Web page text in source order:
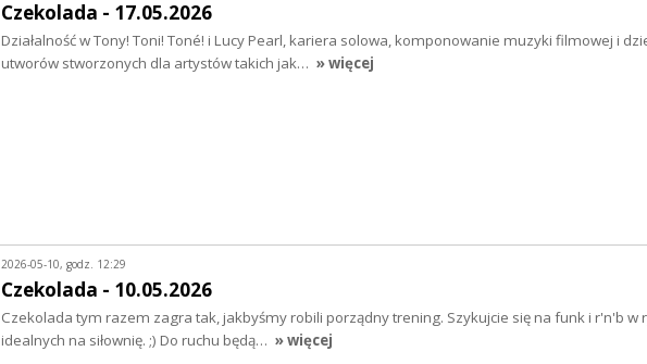
Czekolada - 17.05.2026
Działalność w Tony! Toni! Toné! i Lucy Pearl, kariera solowa, komponowanie muzyki filmowej i
utworów stworzonych dla artystów takich jak… » więcej
2026-05-10, godz. 12:29
Czekolada - 10.05.2026
Czekolada tym razem zagra tak, jakbyśmy robili porządny trening. Szykujcie się na funk i r'n'b w
idealnych na siłownię. ;) Do ruchu będą… » więcej